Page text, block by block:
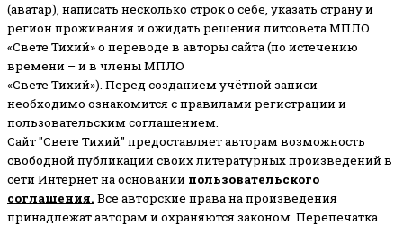
(аватар), написать несколько строк о себе, указать страну и
регион проживания и ожидать решения литсовета МПЛО
«Свете Тихий» о переводе в авторы сайта (по истечению
времени – и в члены МПЛО
«Свете Тихий»). Перед созданием учётной записи
необходимо ознакомится с правилами регистрации и
пользовательским соглашением.
Сайт "Свете Тихий" предоставляет авторам возможность
свободной публикации своих литературных произведений в
сети Интернет на основании пользовательского
соглашения. Все авторские права на произведения
принадлежат авторам и охраняются законом. Перепечатка